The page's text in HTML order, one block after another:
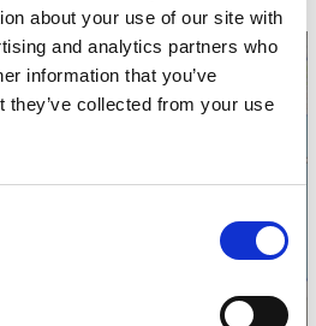
about your use of our site with
and analytics partners who
information that you’ve
they’ve collected from your use